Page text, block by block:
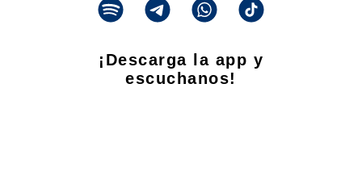
¡Descarga la app y
escuchanos!